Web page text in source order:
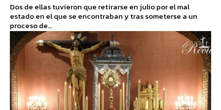
Dos de ellas tuvieron que retirarse en julio por el mal
estado en el que se encontraban y tras someterse a un
proceso de...